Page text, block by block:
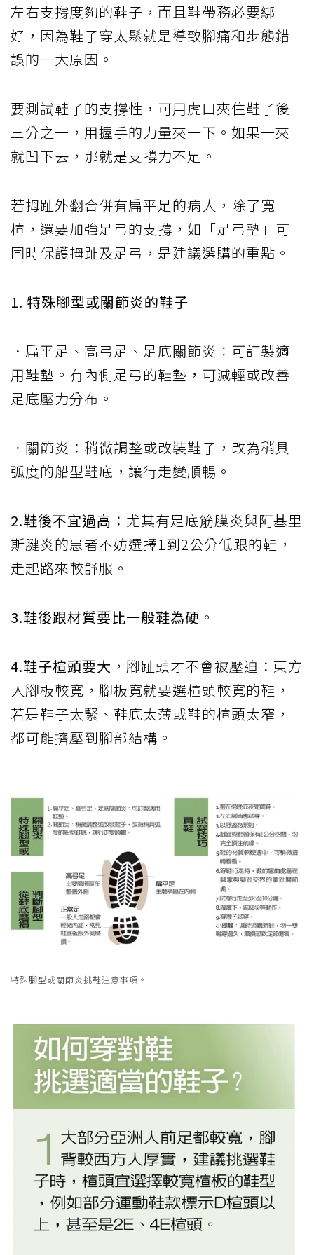
左右支撐度夠的鞋子，而且鞋帶務必要綁
好，因為鞋子穿太鬆就是導致腳痛和步態錯
誤的一大原因。
要測試鞋子的支撐性，可用虎口夾住鞋子後
三分之一，用握手的力量夾一下。如果一夾
就凹下去，那就是支撐力不足。
若拇趾外翻合併有扁平足的病人，除了寬
楦，還要加強足弓的支撐，如「足弓墊」可
同時保護拇趾及足弓，是建議選購的重點。
1. 特殊腳型或關節炎的鞋子
．扁平足、高弓足、足底關節炎：可訂製適
用鞋墊。有內側足弓的鞋墊，可減輕或改善
足底壓力分布。
．關節炎：稍微調整或改裝鞋子，改為稍具
弧度的船型鞋底，讓行走變順暢。
2.鞋後不宜過高 ：尤其有足底筋膜炎與阿基里
斯腱炎的患者不妨選擇1到2公分低跟的鞋，
走起路來較舒服。
3.鞋後跟材質要比一般鞋為硬 。
4.鞋子楦頭要大 ，腳趾頭才不會被壓迫：東方
人腳板較寬，腳板寬就要選楦頭較寬的鞋，
若是鞋子太緊、鞋底太薄或鞋的楦頭太窄，
都可能擠壓到腳部結構。
特殊腳型或關節炎挑鞋注意事項。